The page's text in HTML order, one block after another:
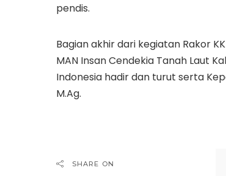
pendis.
Bagian akhir dari kegiatan Rakor
MAN Insan Cendekia Tanah Laut
Indonesia hadir dan turut serta
M.Ag.
SHARE ON